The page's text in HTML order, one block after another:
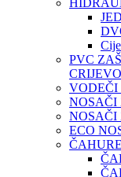
PVC
CRIJEVO
NOSAČI
NOSAČI
ECO